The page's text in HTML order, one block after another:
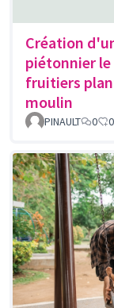
Création
piétonnier le
fruitiers
moulin
PINAULT 0 0